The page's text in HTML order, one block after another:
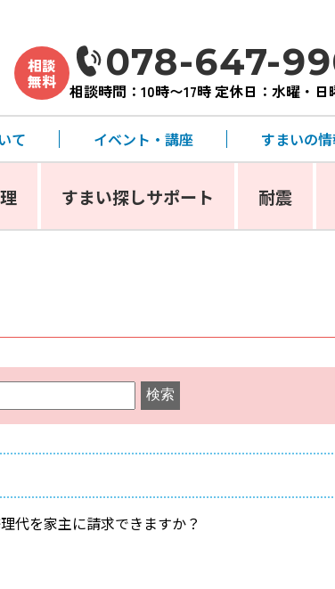
相談
無料 078-647-
相談時間：10時〜17時 定休日：水曜・日
て イベント・講座 すまいの
すまい探しサポート 耐震
代を家主に請求できますか？